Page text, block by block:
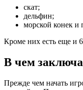
скат;
дельфин;
морской конек и
Кроме них есть еще и
В чем
Прежде чем начать